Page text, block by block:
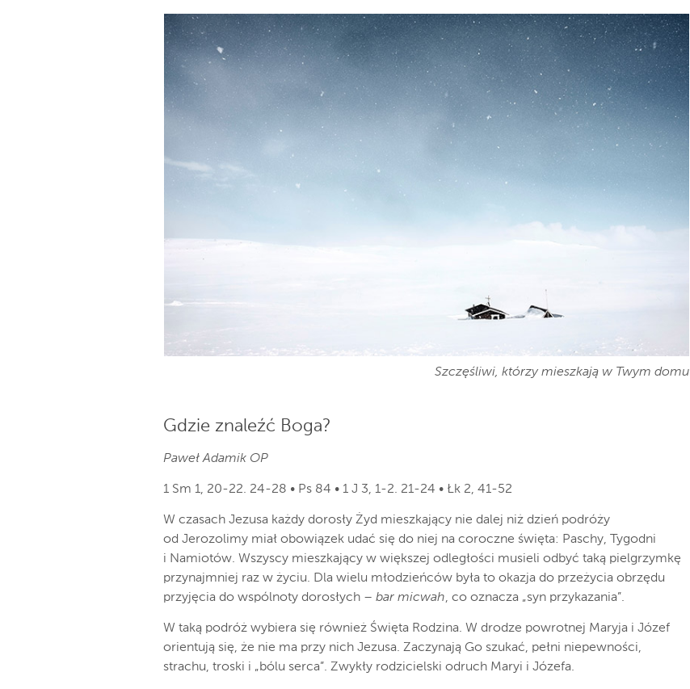
Szczęśliwi, którzy mieszkają w Twym domu
Gdzie znaleźć Boga?
Paweł Adamik OP
1 Sm 1, 20-22. 24-28 • Ps 84 • 1 J 3, 1-2. 21-24 • Łk 2, 41-52
W czasach Jezusa każdy dorosły Żyd mieszkający nie dalej niż dzień podróży
od Jerozolimy miał obowiązek udać się do niej na coroczne święta: Paschy, Tygodni
i Namiotów. Wszyscy mieszkający w większej odległości musieli odbyć taką pielgrzymkę
przynajmniej raz w życiu. Dla wielu młodzieńców była to okazja do przeżycia obrzędu
przyjęcia do wspólnoty dorosłych – bar micwah, co oznacza „syn przykazania”.
W taką podróż wybiera się również Święta Rodzina. W drodze powrotnej Maryja i Józef
orientują się, że nie ma przy nich Jezusa. Zaczynają Go szukać, pełni niepewności,
strachu, troski i „bólu serca”. Zwykły rodzicielski odruch Maryi i Józefa.